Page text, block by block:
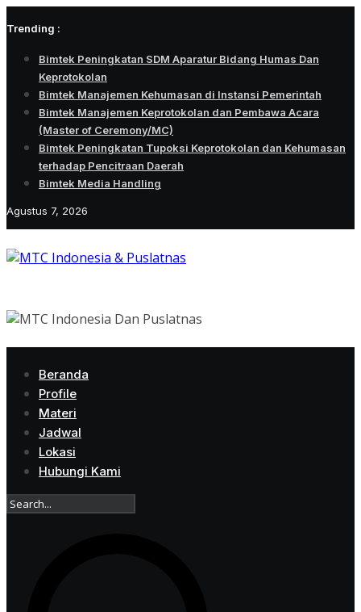
to
Trending :
Bimtek Peningkatan SDM Aparatur Bidang Humas Dan
Keprotokolan
Bimtek Manajemen Kehumasan di Instansi Pemerintah
Bimtek Manajemen Keprotokolan dan Pembawa Acara
(Master of Ceremony/MC)
Bimtek Peningkatan Tupoksi Keprotokolan dan Kehumasan
terhadap Pencitraan Daerah
Bimtek Media Handling
Agustus 7, 2026
Beranda
Profile
Materi
Jadwal
Lokasi
Hubungi Kami